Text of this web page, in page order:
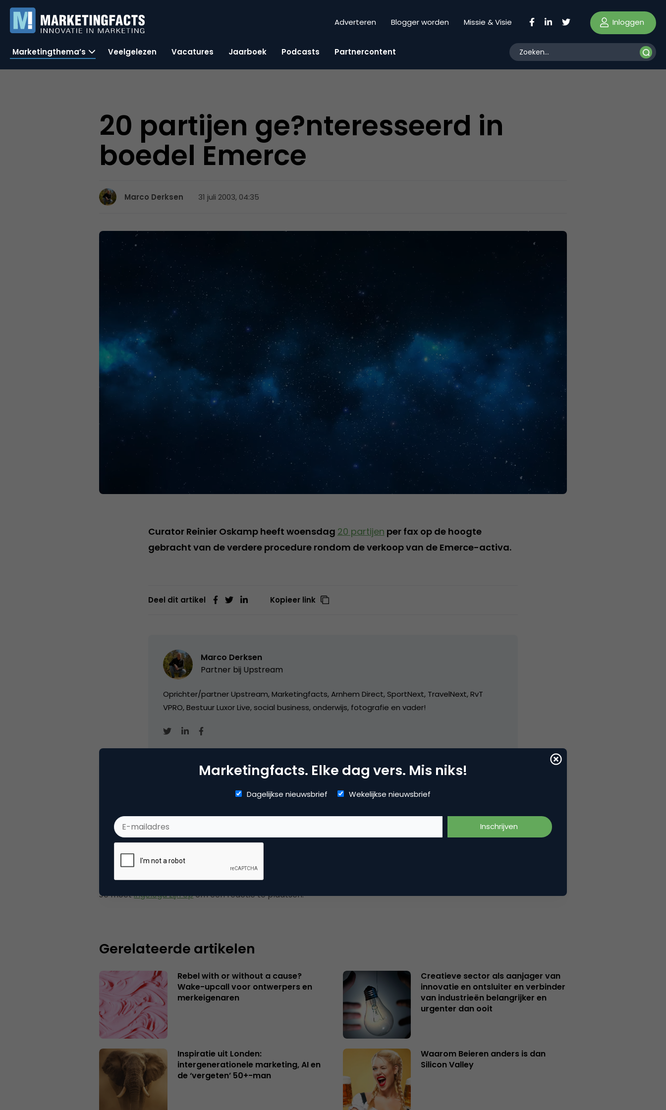
Adverteren Blogger worden Missie & Visie Inloggen
Marketingthema’s Veelgelezen Vacatures Jaarboek Podcasts Partnercontent
20 partijen ge?nteresseerd in
boedel Emerce
Marco Derksen 31 juli 2003, 04:35
Curator Reinier Oskamp heeft woensdag 20 partijen per fax op de hoogte
gebracht van de verdere procedure rondom de verkoop van de Emerce-activa.
Deel dit artikel Kopieer link
Marco Derksen
Partner bij Upstream
Oprichter/partner Upstream, Marketingfacts, Arnhem Direct, SportNext, TravelNext, RvT
VPRO, Bestuur Luxor Live, social business, onderwijs, fotografie en vader!
Tags nieuws
Plaats reactie
Je moetingelogd zijn opom een reactie te plaatsen.
Gerelateerde artikelen
Rebel with or without a cause?
Wake-upcall voor ontwerpers en
merkeigenaren
Creatieve sector als aanjager van
innovatie en ontsluiter en verbinder
van industrieën belangrijker en
urgenter dan ooit
Inspiratie uit Londen:
intergenerationele marketing, AI en
de ‘vergeten’ 50+-man
Waarom Beieren anders is dan
Silicon Valley
Marketingfacts. Elke dag vers. Mis niks!
Dagelijkse nieuwsbrief Wekelijkse nieuwsbrief